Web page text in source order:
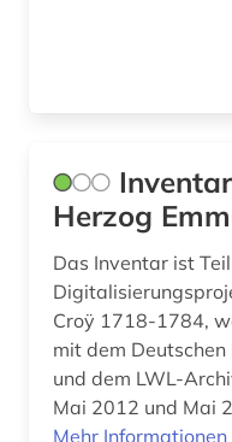
Herzog
Das Inventar ist
Croÿ 1718-1784,
mit dem
und dem LWL-
Mai 2012 und Mai
Mehr Informationen